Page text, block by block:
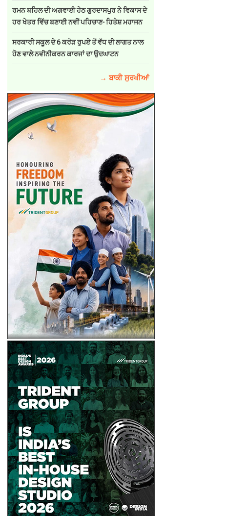
ਰਮਨ ਬਹਿਲ ਦੀ ਅਗਵਾਈ ਹੇਠ ਗੁਰਦਾਸਪੁਰ ਨੇ ਵਿਕਾਸ ਦੇ
ਹਰ ਖੇਤਰ ਵਿੱਚ ਬਣਾਈ ਨਵੀਂ ਪਹਿਚਾਣ- ਹਿਤੇਸ਼ ਮਹਾਜਨ
ਸਰਕਾਰੀ ਸਕੂਲ ਦੇ 6 ਕਰੋੜ ਰੁਪਏ ਤੋਂ ਵੱਧ ਦੀ ਲਾਗਤ ਨਾਲ
ਹੋਣ ਵਾਲੇ ਨਵੀਨੀਕਰਨ ਕਾਰਜਾਂ ਦਾ ਉਦਘਾਟਨ
→ ਬਾਕੀ ਸੁਰਖੀਆਂ